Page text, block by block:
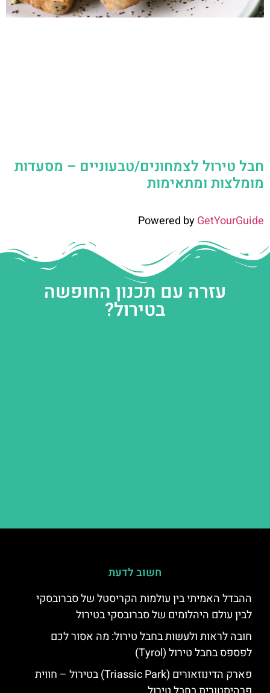
חבל טירול לצמחונים/טבעוניים – מסעדות
מומלצות ומתאימות
Powered byGetYourGuide
עזרה עם תכנון החופשה
בטירול?
חשוב לדעת
ההבדל האמיתי בין עולמות הקריסטל של סברובסקי
לבין עולם היהלומים של סברובסקי בטירול
חובה לראות ולעשות בחבל טירול: מה אסור לכם
לפספס בחבל טירול (Tyrol)
פארק הדינוזאורים (Triassic Park) בטירול – חווית